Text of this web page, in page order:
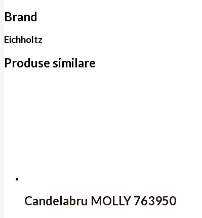
Brand
Eichholtz
Produse similare
Candelabru MOLLY 763950